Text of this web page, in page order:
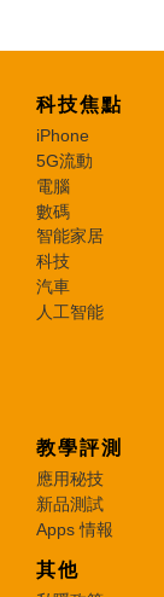
科技焦點
iPhone
5G流動
電腦
數碼
智能家居
科技
汽車
人工智能
教學評測
應用秘技
新品測試
Apps 情報
其他